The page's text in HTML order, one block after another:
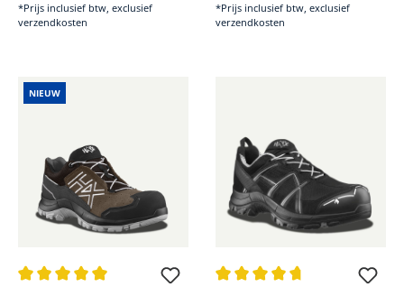
*Prijs inclusief btw, exclusief
verzendkosten
*Prijs inclusief btw, exclusief
verzendkosten
NIEUW